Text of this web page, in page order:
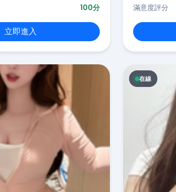
100分
立即進入
滿意度評分
在線